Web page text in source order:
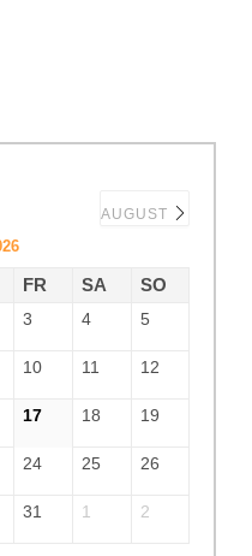
AUGUST
FR SA SO
3 4 5
10 11 12
17 18 19
24 25 26
31 1 2